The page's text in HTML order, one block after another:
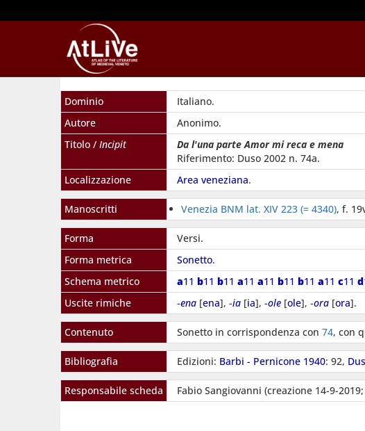
Dominio
Italiano.
Autore
Anonimo.
Titolo / Incipit
Da l'una parte Amor mi reca e mena
Riferimento: Duso 2002 n. 74a.
Localizzazione
Area veneziana.
Manoscritti Venezia BNM lat. XIV 223 (= 4340), f.
Forma
Versi.
Forma metrica
Sonetto.
Schema metrico
a11 b11 b11a11a11 b11 b11a11c11d
Uscite rimiche
-ena [ena], -ia [ia], -ole [ole], -ora [ora].
Contenuto Sonetto in corrispondenza con74, con
Bibliografia Edizioni: Barbi - Pernicone 1940: 92,
Responsabile scheda Fabio Sangiovanni (creazione 14-9-